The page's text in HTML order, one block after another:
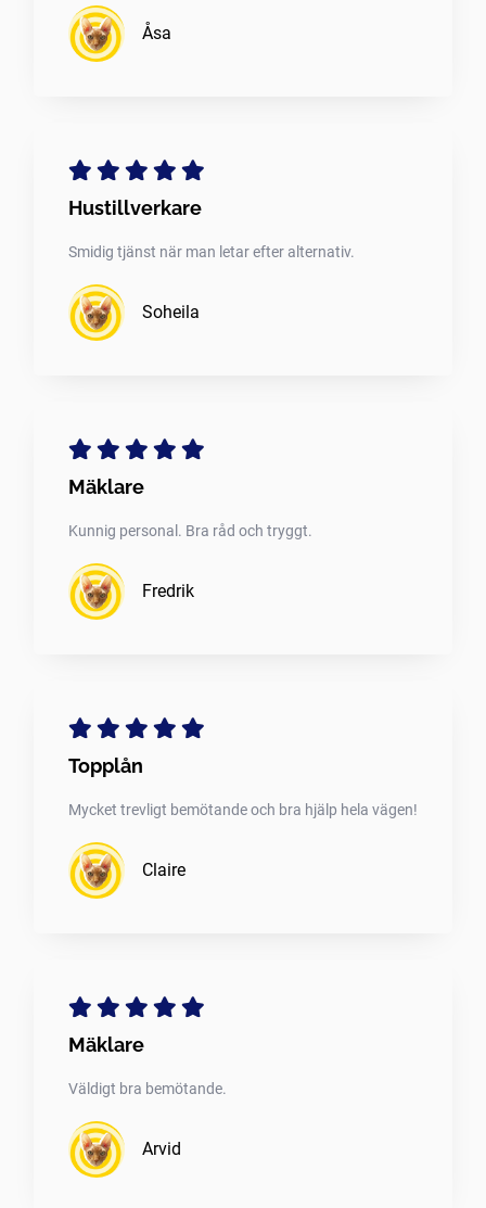
Åsa
Hustillverkare
Smidig tjänst när man letar efter alternativ.
Soheila
Mäklare
Kunnig personal. Bra råd och tryggt.
Fredrik
Topplån
Mycket trevligt bemötande och bra hjälp hela vägen!
Claire
Mäklare
Väldigt bra bemötande.
Arvid